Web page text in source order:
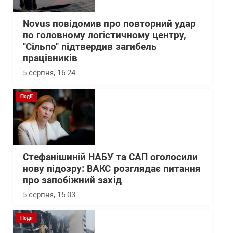
Novus повідомив про повторний удар
по головному логістичному центру,
"Сільпо" підтвердив загибель
працівників
5 серпня, 16:24
Події
Стефанішиній НАБУ та САП оголосили
нову підозру: ВАКС розглядає питання
про запобіжний захід
5 серпня, 15:03
Події